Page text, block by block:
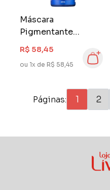
Máscara
Pigmentante
Kamaleão 100 ml
Arara Azul
R$ 58,45
ou 1x de R$ 58,45
Páginas: 1 2